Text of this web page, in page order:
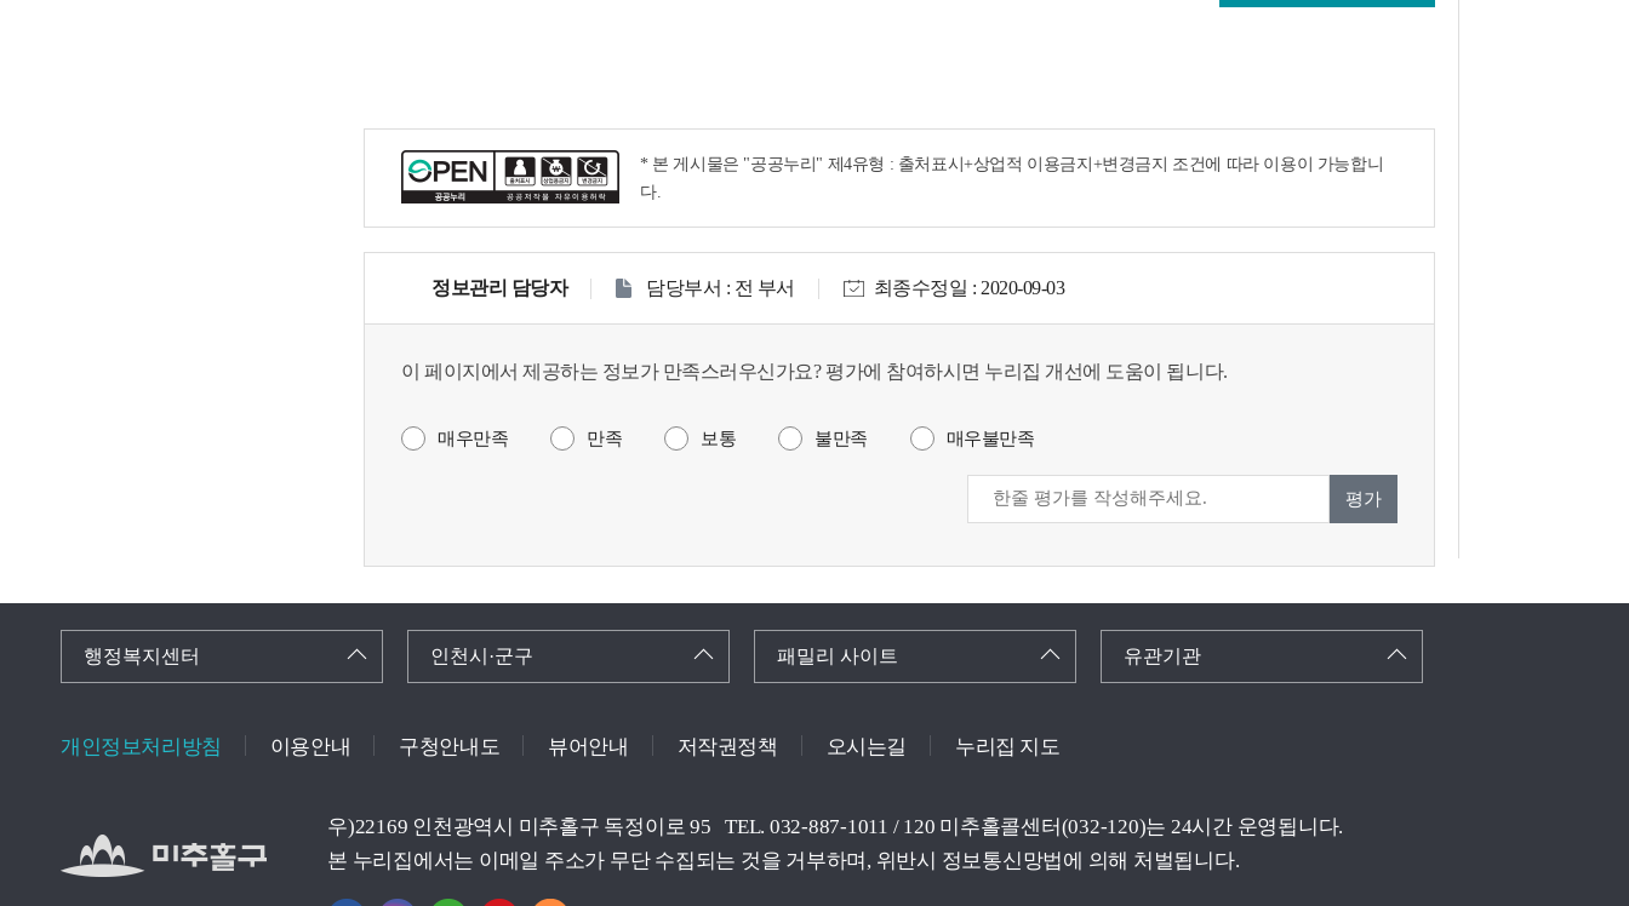
* 본 게시물은 "공공누리" 제4유형 : 출처표시+상업적 이용금지+변경금지 조건에 따라 이용이 가능합니
다.
정보관리 담당자 담당부서 : 전 부서 최종수정일 : 2020-09-03
이 페이지에서 제공하는 정보가 만족스러우신가요? 평가에 참여하시면 누리집 개선에 도움이 됩니다.
매우만족 만족 보통 불만족 매우불만족
평가
행정복지센터 인천시·군구 패밀리 사이트 유관기관
개인정보처리방침 이용안내 구청안내도 뷰어안내 저작권정책 오시는길 누리집 지도
우)22169 인천광역시 미추홀구 독정이로 95
TEL. 032-887-1011 / 120 미추홀콜센터(032-120)는 24시간 운영됩니다.
본 누리집에서는 이메일 주소가 무단 수집되는 것을 거부하며, 위반시 정보통신망법에 의해 처벌됩니다.